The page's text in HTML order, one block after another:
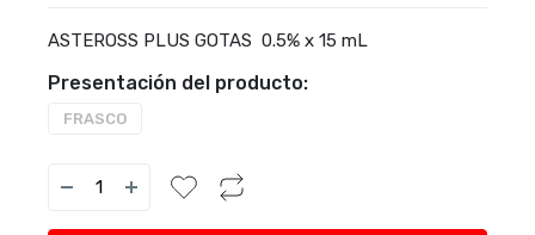
ASTEROSS PLUS GOTAS 0.5% x 15 mL
Presentación del producto:
FRASCO